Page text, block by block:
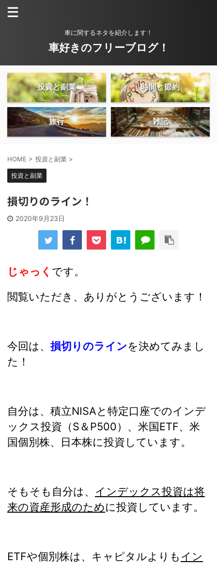
車に関するネタを紹介します！
車好きのフリーブログ！
投資と副業 時間と節約
旅行 雑記
HOME > 投資と副業 >
投資と副業
損切りのライン！
2020年9月23日
じゃっく です。
閲覧いただき、ありがとうございます！
今回は、 損切りのラインを決めてみまし
た！
自分は、積立NISAと特定口座でのインデ
ックス投資（S＆P500）、米国ETF、米
国個別株、日本株に投資しています。
そもそも自分は、 インデックス投資は将
来の資産形成のために投資しています。
ETFや個別株は、キャピタルよりも イン